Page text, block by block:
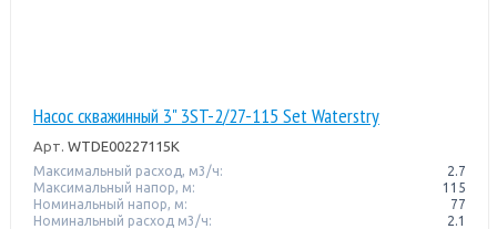
Насос скважинный 3" 3ST-2/27-115 Set Waterstry
Арт. WTDE00227115К
Максимальный расход, м3/ч:
2.7
Максимальный напор, м:
115
Номинальный напор, м:
77
Номинальный расход м3/ч:
2.1